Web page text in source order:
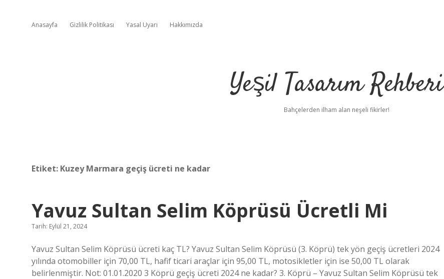
Anasayfa Gizlilik Politikası Yasal Uyarı Hakkımızda
Yeşil Tasarım Rehberi
Bahçelerden ilham alan neşeli fikirler!
Etiket: Kuzey Marmara geçiş ücreti ne kadar
Yavuz Sultan Selim Köprüsü Ücretli Mi
Tarih: Eylül 21, 2024
Yavuz Sultan Selim Köprüsü ücreti kaç TL? Yavuz Sultan Selim Köprüsü (3. Köprü) tek yön geçiş ücretleri 2024
yılında otomobiller için 70,00 TL, hafif ticari araçlar için 95,00 TL, motosikletler için ise 50,00 TL olarak
belirlenmiştir. Not: 01.01.2020 3 Köprü geçiş ücreti 2024 ne kadar? 3. Köprü – Yavuz Sultan Selim Köprüsü tek